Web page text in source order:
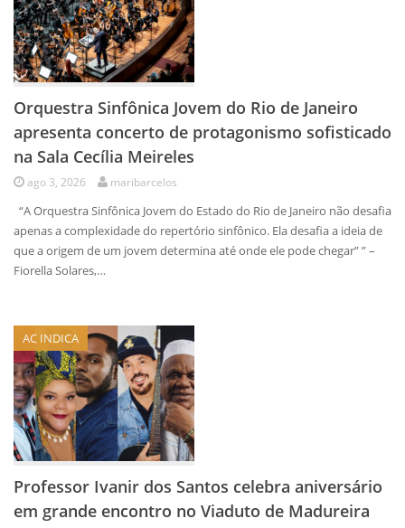
Orquestra Sinfônica Jovem do Rio de Janeiro
apresenta concerto de protagonismo sofisticado
na Sala Cecília Meireles
ago 3, 2026 maribarcelos
“A Orquestra Sinfônica Jovem do Estado do Rio de Janeiro não desafia
apenas a complexidade do repertório sinfônico. Ela desafia a ideia de
que a origem de um jovem determina até onde ele pode chegar” ” –
Fiorella Solares,…
AC INDICA
Professor Ivanir dos Santos celebra aniversário
em grande encontro no Viaduto de Madureira